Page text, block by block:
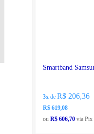
Smartband
3x deR$ 206,36
R$ 619,08
ouR$ 606,70 via Pix